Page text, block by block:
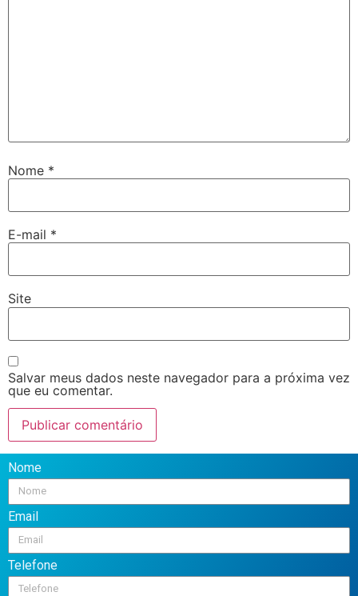
Nome *
E-mail *
Site
Salvar meus dados neste navegador para a próxima vez
que eu comentar.
Nome
Email
Telefone